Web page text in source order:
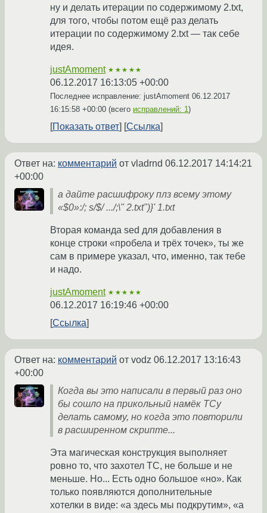
ну и делать итерации по содержимому 2.txt,
для того, чтобы потом ещё раз делать
итерации по содержимому 2.txt — так себе
идея.
justAmoment ★★★★★
06.12.2017 16:13:05 +00:00
Последнее исправление: justAmoment 06.12.2017
16:15:58 +00:00 (всего исправлений: 1)
Показать ответ Ссылка
Ответ на: комментарий от vladrnd 06.12.2017 14:14:21
+00:00
а дайте расшифроку плз всему этому
«$0»:/; s/$/ .../;\" 2.txt")}' 1.txt
Вторая команда sed для добавления в
конце строки «пробела и трёх точек», ты же
сам в примере указал, что, именно, так тебе
и надо.
justAmoment ★★★★★
06.12.2017 16:19:46 +00:00
Ссылка
Ответ на: комментарий от vodz 06.12.2017 13:16:43
+00:00
Когда вы это написали в первый раз оно
бы сошло на прикольный намёк ТСу
делать самому, но когда это повторили
в расширенном скрипте...
Эта магическая конструкция выполняет
ровно то, что захотел ТС, не больше и не
меньше. Но... Есть одно большое «но». Как
только появляются дополнительные
хотелки в виде: «а здесь мы подкрутим», «а